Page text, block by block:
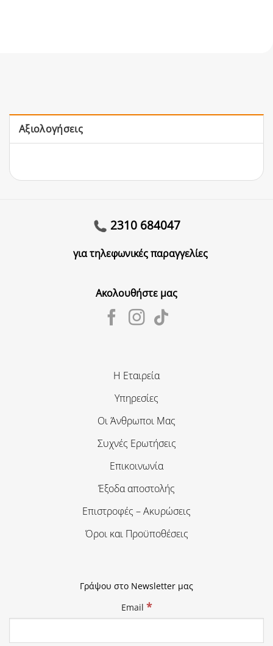
Αξιολογήσεις
2310 684047
για τηλεφωνικές παραγγελίες
Ακολουθήστε μας
Η Εταιρεία
Υπηρεσίες
Οι Άνθρωποι Μας
Συχνές Ερωτήσεις
Επικοινωνία
Έξοδα αποστολής
Επιστροφές – Ακυρώσεις
Όροι και Προϋποθέσεις
Γράψου στο Newsletter μας
Email *